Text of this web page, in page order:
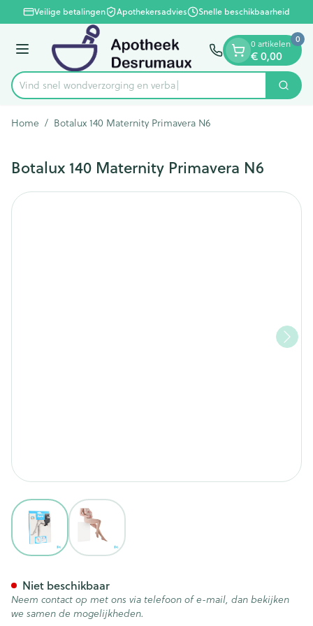
Ga naar de inhoud
1 van 1Veilige betalingen Apothekersadvies Snelle beschikbaarheid
Menu
Product, merk, categorie...
Vind snel wondverzorging Zoek
0 artikelen
€ 0,00
0
Home / Botalux 140 Maternity Primavera N6
Botalux 140 Maternity Primavera N6
View larger imageView larger image
Niet beschikbaar
Neem contact op met ons via telefoon of e-mail, dan bekijken
we samen de mogelijkheden.